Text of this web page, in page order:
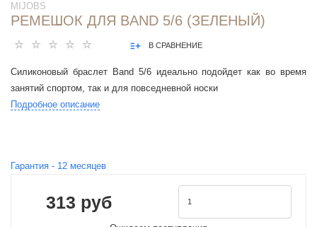
MIJOBS
РЕМЕШОК ДЛЯ BAND 5/6 (ЗЕЛЕНЫЙ)
В СРАВНЕНИЕ
Силиконовый браслет Band 5/6 идеально подойдет как во время
занятий спортом, так и для повседневной носки
Подробное описание
Гарантия - 12 месяцев
313 руб